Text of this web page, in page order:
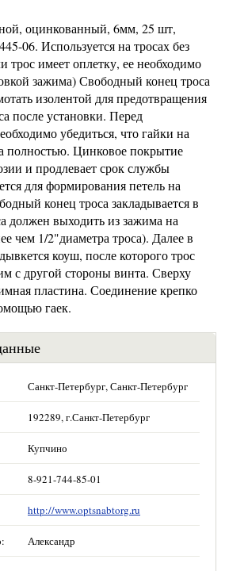
оцинкованный, 6мм, 25 шт,
06. Используется на тросах без
имеет оплетку, ее необходимо
зажима) Свободный конец троса
изолентой для предотвращения
после установки. Перед
убедиться, что гайки на
полностью. Цинковое покрытие
и продлевает срок службы
для формирования петель на
конец троса закладывается в
должен выходить из зажима на
чем 1/2"диаметра троса). Далее в
коуш, после которого трос
с другой стороны винта. Сверху
пластина. Соединение крепко
гаек.
Санкт-Петербург, Санкт-Петербург
192289, г.Санкт-Петербург
Купчино
8-921-744-85-01
http://www.optsnabtorg.ru
Александр